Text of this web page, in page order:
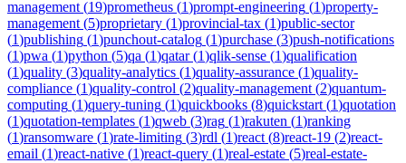
management (19)prometheus (1)prompt-engineering (1)property-
management (5)proprietary (1)provincial-tax (1)public-sector
(1)publishing (1)punchout-catalog (1)purchase (3)push-notifications
(1)pwa (1)python (5)qa (1)qatar(1)qlik-sense (1)qualification
(1)quality (3)quality-analytics (1)quality-assurance (1)quality-
compliance (1)quality-control (2)quality-management (2)quantum-
computing (1)query-tuning (1)quickbooks (8)quickstart (1)quotation
(1)quotation-templates (1)qweb (3)rag (1)rakuten (1)ranking
(1)ransomware (1)rate-limiting (3)rdl (1)react (8)react-19 (2)react-
email (1)react-native (1)react-query (1)real-estate (5)real-estate-